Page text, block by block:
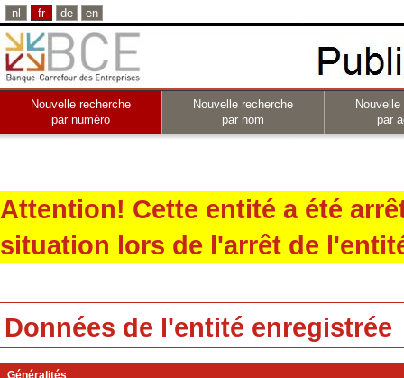
nl fr de en
Nouvelle recherche
par numéro
Nouvelle recherche
par nom
par
Attention! Cette entité a été
situation lors de l'arrêt de
Données de l'entité enregistrée
Généralités